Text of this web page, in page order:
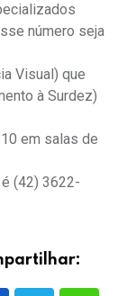
número seja
Visual) que
à Surdez)
em salas de
(42) 3622-